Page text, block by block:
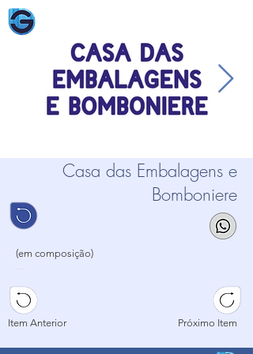
Casa das Embalagens e
Bomboniere
(em composição)
...
...
Item Anterior Próximo Item